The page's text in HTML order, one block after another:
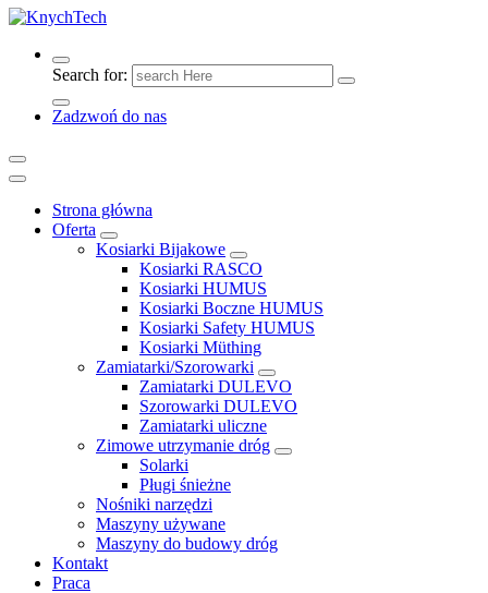
Search for:
Zadzwoń do nas
Strona główna
Oferta
Kosiarki Bijakowe
Kosiarki RASCO
Kosiarki HUMUS
Kosiarki Boczne HUMUS
Kosiarki Safety HUMUS
Kosiarki Müthing
Zamiatarki/Szorowarki
Zamiatarki DULEVO
Szorowarki DULEVO
Zamiatarki uliczne
Zimowe utrzymanie dróg
Solarki
Pługi śnieżne
Nośniki narzędzi
Maszyny używane
Maszyny do budowy dróg
Kontakt
Praca